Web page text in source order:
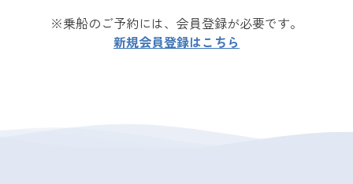
※乗船のご予約には、会員登録が必要です。
新規会員登録はこちら